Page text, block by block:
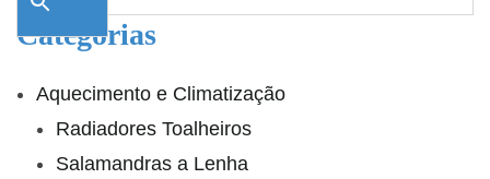
Categorias
Aquecimento e Climatização
Radiadores Toalheiros
Salamandras a Lenha